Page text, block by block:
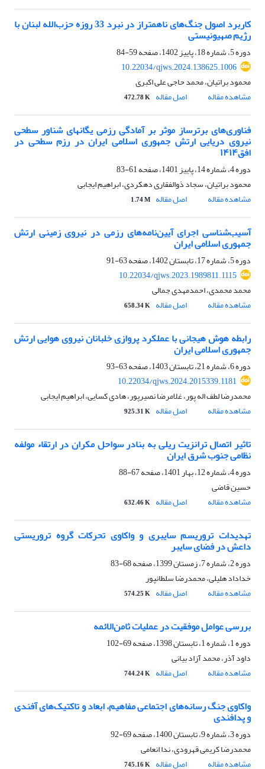
کاربرد اصول جنگ‌های ناهمتراز در نبرد 33 روزه حزب‌الله لبنان با
رژیم صهیونیستی
دوره 5، شماره 18، پاییز 1402، صفحه
59-84
10.22034/qjws.2024.138625.1006
محمود براتیان، محمد حاجی علی اکبری
مشاهده مقاله
اصل مقاله 472.78 K
فناوری‌های برترساز موثر بر آمادگی رزمی یگانهای شناور سطحی
نیروی دریایی ارتش جمهوری اسلامی ایران در رزم سطحی در
افق۱۴۱۴
دوره 4، شماره 14، پاییز 1401، صفحه
61-83
محمود براتیان، سجاد ذوالفقاری دهکردی، ابراهیم ایجابی
مشاهده مقاله
اصل مقاله 1.74 M
آسیب‌شناسی اجرای آیین‌نامه‌های رزمی در نیروی زمینی ارتش
جمهوری اسلامی ایران
دوره 5، شماره 17، تابستان 1402، صفحه
63-91
10.22034/qjws.2023.1989811.1115
محمد محمدی، احمدمهدی جمالی
مشاهده مقاله
اصل مقاله 658.34 K
رابطه هوش هیجانی با عملکرد پروازی خلبانان نیروی هوایی ارتش
جمهوری اسلامی ایران
دوره 6، شماره 21، تابستان 1403، صفحه
63-93
10.22034/qjws.2024.2015339.1181
محمدرضا لطف اله پور، غلامرضا نصیرپور، هادی کسایی، ابراهیم ایجابی
مشاهده مقاله
اصل مقاله 925.31 K
تاثیر اتصال ترانزیت ریلی به بنادر سواحل مکران در ارتقاء مولفه
نظامی جنوب شرق ایران
دوره 4، شماره 12، بهار 1401، صفحه
67-88
حسین قاضی
مشاهده مقاله
اصل مقاله 632.46 K
تهدیدات تروریسم سایبری و واکاوی تحرکات گروه تروریستی
داعش در فضای سایبر
دوره 2، شماره 7، زمستان 1399، صفحه
68-83
خداداد هلیلی، محمدرضا سلطانپور
مشاهده مقاله
اصل مقاله 574.25 K
بررسی عوامل موفقیت در عملیات ثامن‌الائمه
دوره 1، شماره 1، تابستان 1398، صفحه
69-102
داود آذر، محمد آزاد بیانی
مشاهده مقاله
اصل مقاله 744.24 K
واکاوی جنگ رسانه‌های اجتماعی مفاهیم، ابعاد و تاکتیک‌های آفندی
و پدافندی
دوره 3، شماره 9، تابستان 1400، صفحه
69-92
محمدرضا کریمی قهرودی، ندا انعامی
مشاهده مقاله
اصل مقاله 745.16 K